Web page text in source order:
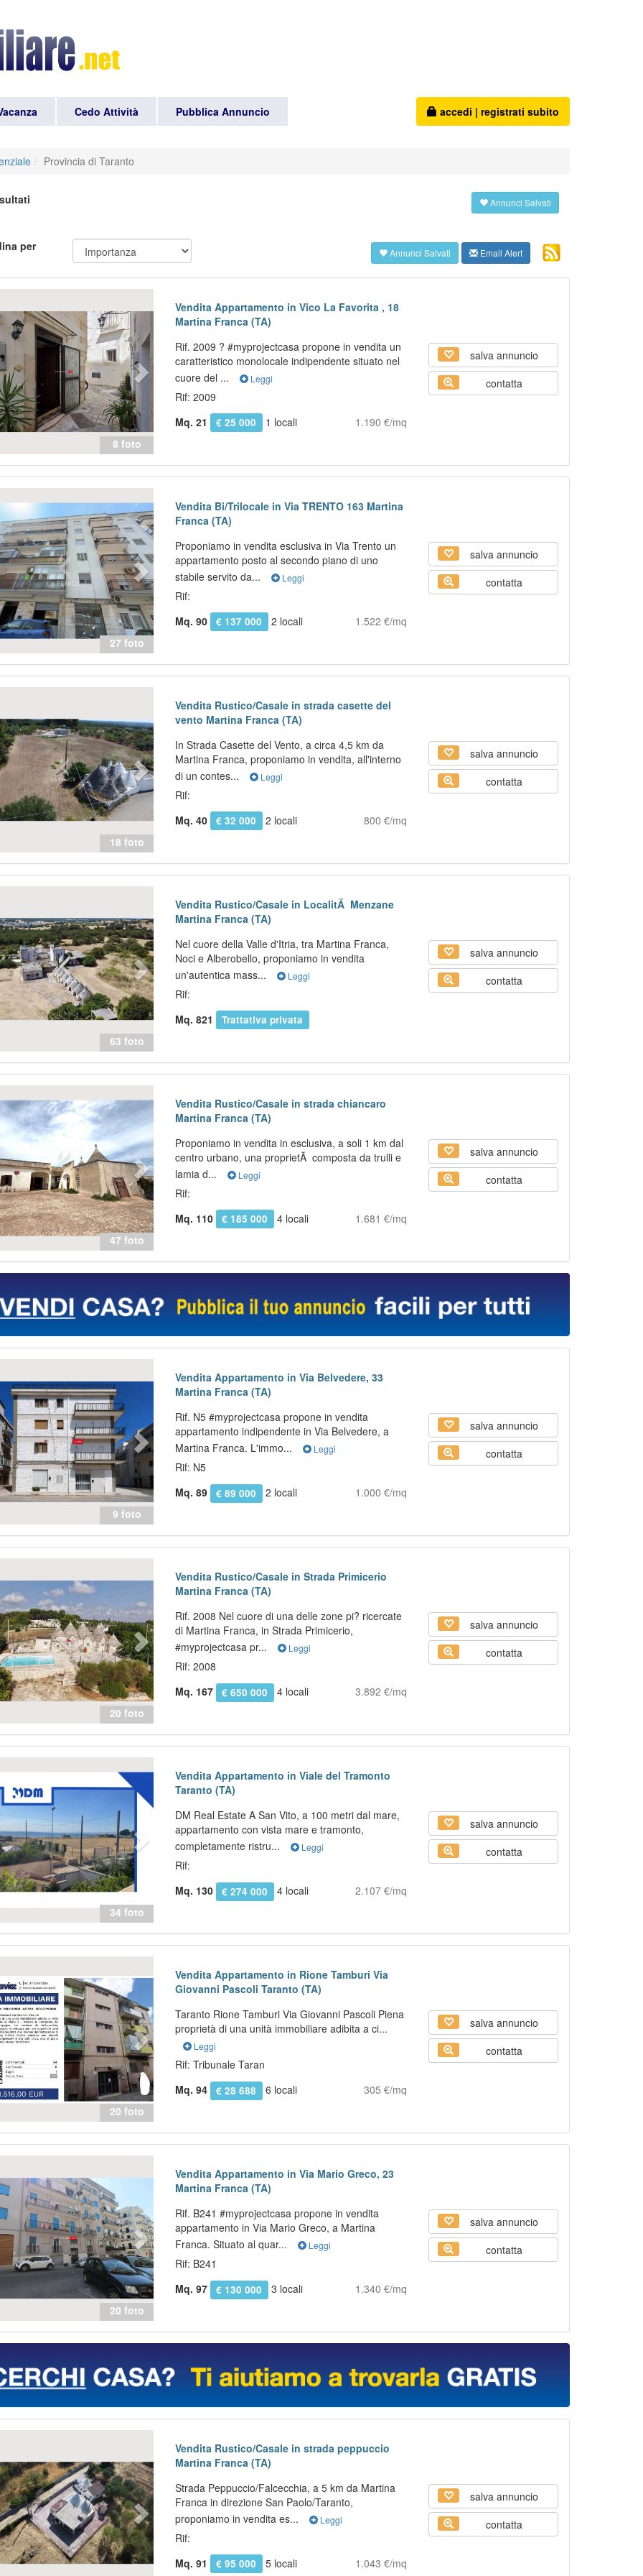
Cedo Attività Pubblica Annuncio accedi | registrati subito
Provincia di Taranto
Annunci Salvati
per Annunci Salvati Email Alert
8 foto
Vendita Appartamento in Vico La Favorita , 18
Martina Franca (TA)
Rif. 2009 ? #myprojectcasa propone in vendita un
caratteristico monolocale indipendente situato nel
cuore del ...
Leggi
Rif: 2009
Mq. 21
€ 25 000 1 locali 1.190 €/mq
salva annuncio
contatta
27 foto
Next
Vendita Bi/Trilocale in Via TRENTO 163 Martina
Franca (TA)
Proponiamo in vendita esclusiva in Via Trento un
appartamento posto al secondo piano di uno
stabile servito da...
Leggi
Rif:
Mq. 90
€ 137 000 2 locali 1.522 €/mq
salva annuncio
contatta
18 foto
Vendita Rustico/Casale in strada casette del
vento Martina Franca (TA)
In Strada Casette del Vento, a circa 4,5 km da
Martina Franca, proponiamo in vendita, all'interno
di un contes...
Leggi
Rif:
Mq. 40
€ 32 000 2 locali 800 €/mq
salva annuncio
contatta
63 foto
Vendita Rustico/Casale in LocalitÃ Menzane
Martina Franca (TA)
Nel cuore della Valle d'Itria, tra Martina Franca,
Noci e Alberobello, proponiamo in vendita
un'autentica mass...
Leggi
Rif:
Mq. 821
Trattativa privata
salva annuncio
contatta
47 foto
Next
Vendita Rustico/Casale in strada chiancaro
Martina Franca (TA)
Proponiamo in vendita in esclusiva, a soli 1 km dal
centro urbano, una proprietÃ composta da trulli e
lamia d...
Leggi
Rif:
Mq. 110
€ 185 000 4 locali 1.681 €/mq
salva annuncio
contatta
9 foto
Vendita Appartamento in Via Belvedere, 33
Martina Franca (TA)
Rif. N5 #myprojectcasa propone in vendita
appartamento indipendente in Via Belvedere, a
Martina Franca. L'immo...
Leggi
Rif: N5
Mq. 89
€ 89 000 2 locali 1.000 €/mq
salva annuncio
contatta
20 foto
Vendita Rustico/Casale in Strada Primicerio
Martina Franca (TA)
Rif. 2008 Nel cuore di una delle zone pi? ricercate
di Martina Franca, in Strada Primicerio,
#myprojectcasa pr...
Leggi
Rif: 2008
Mq. 167
€ 650 000 4 locali 3.892 €/mq
salva annuncio
contatta
34 foto
Next
Vendita Appartamento in Viale del Tramonto
Taranto (TA)
DM Real Estate A San Vito, a 100 metri dal mare,
appartamento con vista mare e tramonto,
completamente ristru...
Leggi
Rif:
Mq. 130
€ 274 000 4 locali 2.107 €/mq
salva annuncio
contatta
20 foto
Vendita Appartamento in Rione Tamburi Via
Giovanni Pascoli Taranto (TA)
Taranto Rione Tamburi Via Giovanni Pascoli Piena
proprietà di una unità immobiliare adibita a ci...
Leggi
Rif: Tribunale Taran
Mq. 94
€ 28 688 6 locali 305 €/mq
salva annuncio
contatta
20 foto
Vendita Appartamento in Via Mario Greco, 23
Martina Franca (TA)
Rif. B241 #myprojectcasa propone in vendita
appartamento in Via Mario Greco, a Martina
Franca. Situato al quar...
Leggi
Rif: B241
Mq. 97
€ 130 000 3 locali 1.340 €/mq
salva annuncio
contatta
Vendita Rustico/Casale in strada peppuccio
Martina Franca (TA)
Strada Peppuccio/Falcecchia, a 5 km da Martina
Franca in direzione San Paolo/Taranto,
proponiamo in vendita es...
Leggi
Rif:
Mq. 91
€ 95 000 5 locali 1.043 €/mq
salva annuncio
contatta